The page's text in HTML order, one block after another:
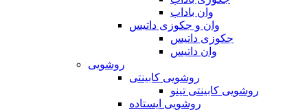
وان باداب
وان و جکوزی داتیس
جکوزی داتیس
وان داتیس
روشویی
روشویی کابینتی
روشویی کابینتی تینو
روشویی‌ ایستاده